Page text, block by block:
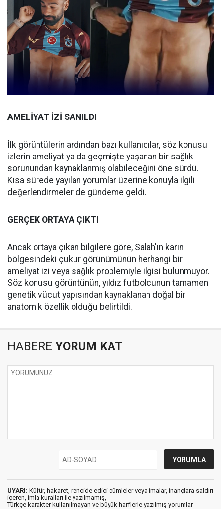
AMELİYAT İZİ SANILDI
İlk görüntülerin ardından bazı kullanıcılar, söz konusu
izlerin ameliyat ya da geçmişte yaşanan bir sağlık
sorunundan kaynaklanmış olabileceğini öne sürdü.
Kısa sürede yayılan yorumlar üzerine konuyla ilgili
değerlendirmeler de gündeme geldi.
GERÇEK ORTAYA ÇIKTI
Ancak ortaya çıkan bilgilere göre, Salah'ın karın
bölgesindeki çukur görünümünün herhangi bir
ameliyat izi veya sağlık problemiyle ilgisi bulunmuyor.
Söz konusu görüntünün, yıldız futbolcunun tamamen
genetik vücut yapısından kaynaklanan doğal bir
anatomik özellik olduğu belirtildi.
HABERE YORUM KAT
UYARI: Küfür, hakaret, rencide edici cümleler veya imalar, inançlara saldırı
içeren, imla kuralları ile yazılmamış,
Türkçe karakter kullanılmayan ve büyük harflerle yazılmış yorumlar